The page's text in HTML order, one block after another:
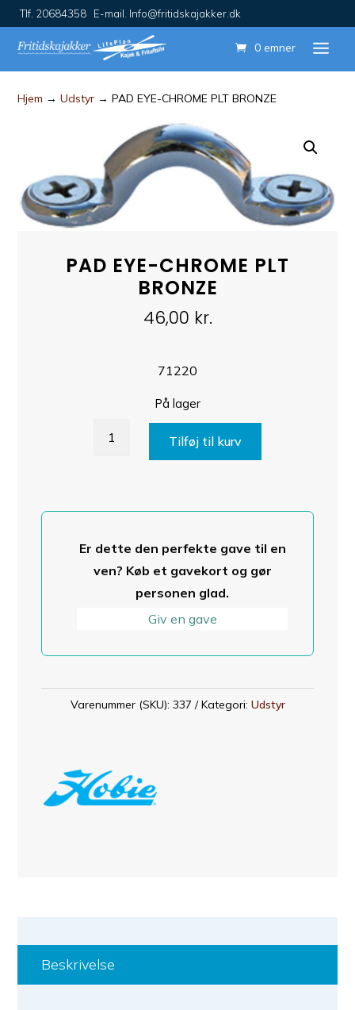
Tlf. 20684358 E-mail. Info@fritidskajakker.dk
0 emner
Hjem →Udstyr → PAD EYE-CHROME PLT BRONZE
PAD EYE-CHROME PLT
BRONZE
46,00 kr.
71220
På lager
Tilføj til kurv
Er dette den perfekte gave til en
ven? Køb et gavekort og gør
personen glad.
Giv en gave
Varenummer (SKU): 337 Kategori: Udstyr
Beskrivelse